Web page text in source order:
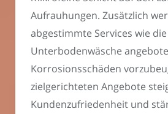
Aufrauhungen. Zusätzlich
abgestimmte Services wie
Unterbodenwäsche
Korrosionsschäden
zielgerichteten Angebote
Kundenzufriedenheit und